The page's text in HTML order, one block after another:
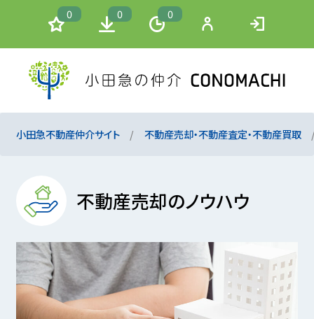
0 0 0
小田急不動産仲介サイト 不動産売却・不動産査定・不動産買取
不動産売却のノウハウ